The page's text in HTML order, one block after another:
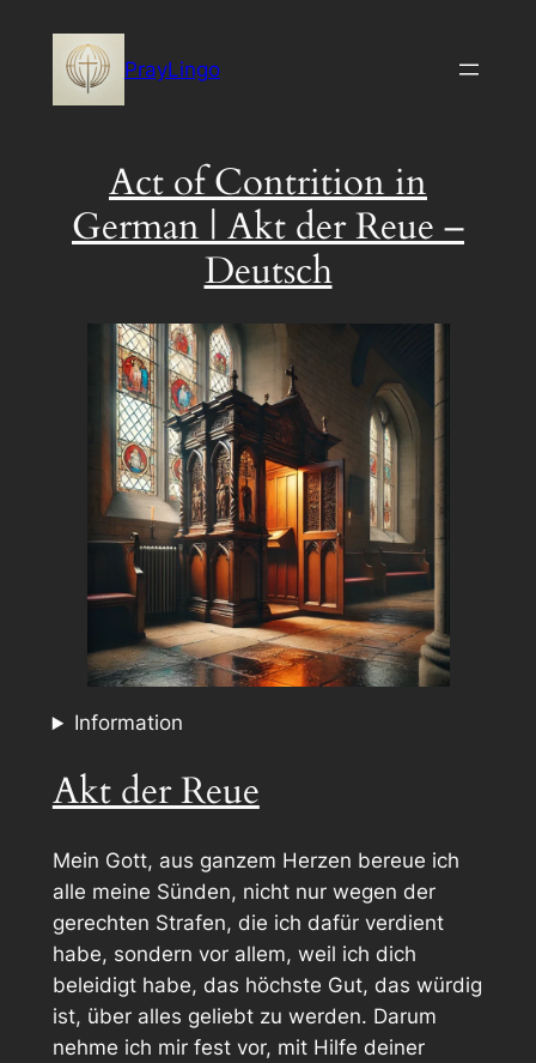
content
PrayLingo
Act of Contrition in
German | Akt der Reue –
Deutsch
Information
Akt der Reue
Mein Gott, aus ganzem Herzen bereue ich
alle meine Sünden, nicht nur wegen der
gerechten Strafen, die ich dafür verdient
habe, sondern vor allem, weil ich dich
beleidigt habe, das höchste Gut, das würdig
ist, über alles geliebt zu werden. Darum
nehme ich mir fest vor, mit Hilfe deiner